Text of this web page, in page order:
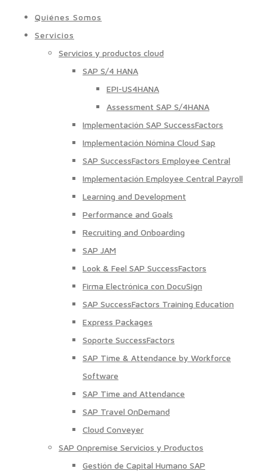
Quiénes Somos
Servicios
Servicios y productos cloud
SAP S/4 HANA
EPI-US4HANA
Assessment SAP S/4HANA
Implementación SAP SuccessFactors
Implementación Nómina Cloud Sap
SAP SuccessFactors Employee Central
Implementación Employee Central Payroll
Learning and Development
Performance and Goals
Recruiting and Onboarding
SAP JAM
Look & Feel SAP SuccessFactors
Firma Electrónica con DocuSign
SAP SuccessFactors Training Education
Express Packages
Soporte SuccessFactors
SAP Time & Attendance by Workforce
Software
SAP Time and Attendance
SAP Travel OnDemand
Cloud Conveyer
SAP Onpremise Servicios y Productos
Gestión de Capital Humano SAP